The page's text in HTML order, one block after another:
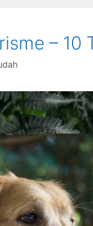
– 10